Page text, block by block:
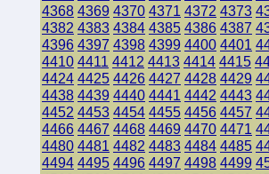
4368 4369 4370 4371 4372 4373
4382 4383 4384 4385 4386 4387
4396 4397 4398 4399 4400 4401
4410 4411 4412 4413 4414 4415
4424 4425 4426 4427 4428 4429
4438 4439 4440 4441 4442 4443
4452 4453 4454 4455 4456 4457
4466 4467 4468 4469 4470 4471
4480 4481 4482 4483 4484 4485
4494 4495 4496 4497 4498 4499